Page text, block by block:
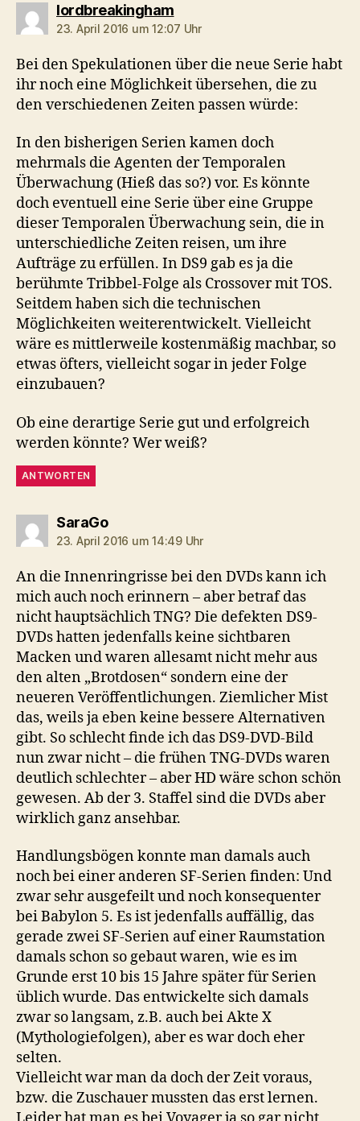
lordbreakinghamsagt:
23. April 2016 um 12:07 Uhr
Bei den Spekulationen über die neue Serie habt
ihr noch eine Möglichkeit übersehen, die zu
den verschiedenen Zeiten passen würde:
In den bisherigen Serien kamen doch
mehrmals die Agenten der Temporalen
Überwachung (Hieß das so?) vor. Es könnte
doch eventuell eine Serie über eine Gruppe
dieser Temporalen Überwachung sein, die in
unterschiedliche Zeiten reisen, um ihre
Aufträge zu erfüllen. In DS9 gab es ja die
berühmte Tribbel-Folge als Crossover mit TOS.
Seitdem haben sich die technischen
Möglichkeiten weiterentwickelt. Vielleicht
wäre es mittlerweile kostenmäßig machbar, so
etwas öfters, vielleicht sogar in jeder Folge
einzubauen?
Ob eine derartige Serie gut und erfolgreich
werden könnte? Wer weiß?
ANTWORTEN
SaraGosagt:
23. April 2016 um 14:49 Uhr
An die Innenringrisse bei den DVDs kann ich
mich auch noch erinnern – aber betraf das
nicht hauptsächlich TNG? Die defekten DS9-
DVDs hatten jedenfalls keine sichtbaren
Macken und waren allesamt nicht mehr aus
den alten „Brotdosen“ sondern eine der
neueren Veröffentlichungen. Ziemlicher Mist
das, weils ja eben keine bessere Alternativen
gibt. So schlecht finde ich das DS9-DVD-Bild
nun zwar nicht – die frühen TNG-DVDs waren
deutlich schlechter – aber HD wäre schon schön
gewesen. Ab der 3. Staffel sind die DVDs aber
wirklich ganz ansehbar.
Handlungsbögen konnte man damals auch
noch bei einer anderen SF-Serien finden: Und
zwar sehr ausgefeilt und noch konsequenter
bei Babylon 5. Es ist jedenfalls auffällig, das
gerade zwei SF-Serien auf einer Raumstation
damals schon so gebaut waren, wie es im
Grunde erst 10 bis 15 Jahre später für Serien
üblich wurde. Das entwickelte sich damals
zwar so langsam, z.B. auch bei Akte X
(Mythologiefolgen), aber es war doch eher
selten.
Vielleicht war man da doch der Zeit voraus,
bzw. die Zuschauer mussten das erst lernen.